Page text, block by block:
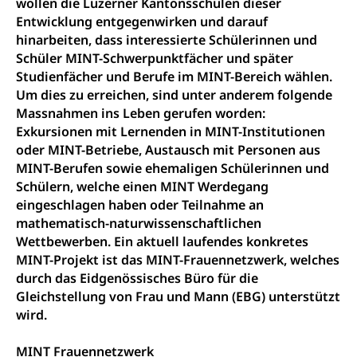
Entwicklung entgegenwirken und darauf
hinarbeiten, dass interessierte Schülerinnen und
Schüler MINT-Schwerpunktfächer und später
Studienfächer und Berufe im MINT-Bereich wählen.
Um dies zu erreichen, sind unter anderem folgende
Massnahmen ins Leben gerufen worden:
Exkursionen mit Lernenden in MINT-Institutionen
oder MINT-Betriebe, Austausch mit Personen aus
MINT-Berufen sowie ehemaligen Schülerinnen und
Schülern, welche einen MINT Werdegang
eingeschlagen haben oder Teilnahme an
mathematisch-naturwissenschaftlichen
Wettbewerben. Ein aktuell laufendes konkretes
MINT-Projekt ist das MINT-Frauennetzwerk, welches
durch das Eidgenössisches Büro für die
Gleichstellung von Frau und Mann (EBG) unterstützt
wird.
MINT Frauennetzwerk
Freiwilliges Kindergarten Jahr
Frühe Sprachförderung
Kindergarten & Basisstufe
Frühe Förderung
Gesundheit und Soziales
Konsumentenschutz
Konsumentenrechte, Produktsicherheit,
Preisüberwachung, Preisüberwacher,
Konsumentenorganisation, parallele Einfuhr,
regionale Erschöpfung, nationale Erschöpfung,
internationale Erschöpfung, Preisabsprache, Kartell,
Cassis-deDijon-Prinzip
Lebensmittelkontrolle und
Verbraucherschutz
Krankenversicherung
Unfallversicherung, Berufsunfallversicherung,
Krankheit, Unfall, Prämienverbilligung,
Krankenkasse
Krankenversicherung (WAS Luzern)
Lebensmittelsicherheit
sichere Lebensmittel, Lebensmittelkontrolle,